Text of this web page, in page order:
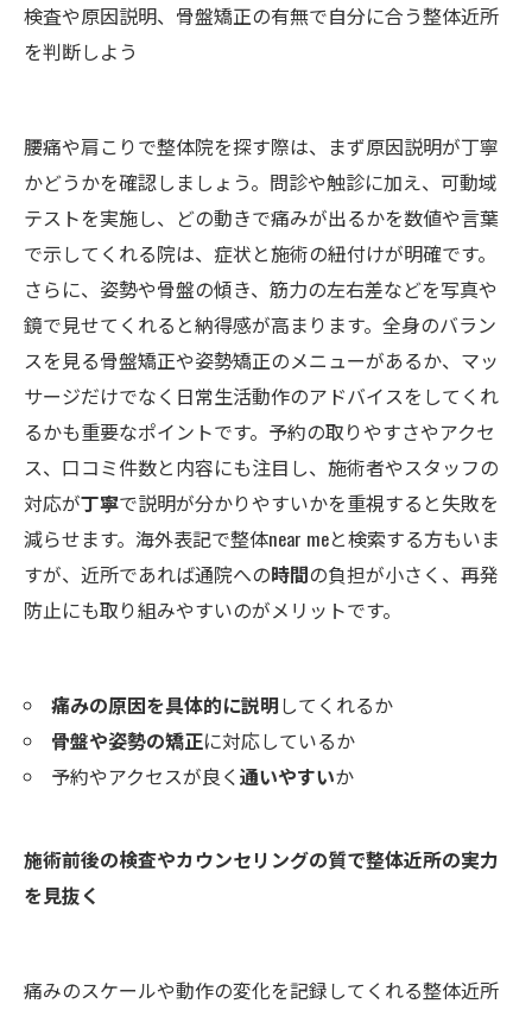
検査や原因説明、骨盤矯正の有無で自分に合う整体近所
を判断しよう
腰痛や肩こりで整体院を探す際は、まず原因説明が丁寧
かどうかを確認しましょう。問診や触診に加え、可動域
テストを実施し、どの動きで痛みが出るかを数値や言葉
で示してくれる院は、症状と施術の紐付けが明確です。
さらに、姿勢や骨盤の傾き、筋力の左右差などを写真や
鏡で見せてくれると納得感が高まります。全身のバラン
スを見る骨盤矯正や姿勢矯正のメニューがあるか、マッ
サージだけでなく日常生活動作のアドバイスをしてくれ
るかも重要なポイントです。予約の取りやすさやアクセ
ス、口コミ件数と内容にも注目し、施術者やスタッフの
対応が丁寧で説明が分かりやすいかを重視すると失敗を
減らせます。海外表記で整体near meと検索する方もいま
すが、近所であれば通院への時間の負担が小さく、再発
防止にも取り組みやすいのがメリットです。
痛みの原因を具体的に説明してくれるか
骨盤や姿勢の矯正に対応しているか
予約やアクセスが良く通いやすいか
施術前後の検査やカウンセリングの質で整体近所の実力
を見抜く
痛みのスケールや動作の変化を記録してくれる整体近所